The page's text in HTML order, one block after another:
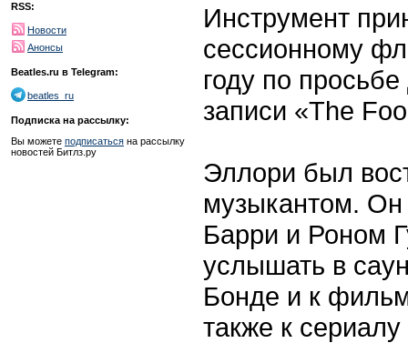
RSS:
Новости
Анонсы
Beatles.ru в Telegram:
beatles_ru
Подписка на рассылку:
Вы можете подписаться на рассылку
новостей Битлз.ру
Инструмент
сессионному
году по
записи «The
Эллори был
музыкантом.
Барри и Роном
услышать в
Бонде и к
также к